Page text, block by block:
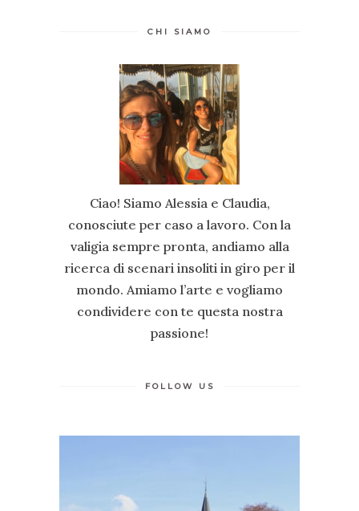
CHI SIAMO
Ciao! Siamo Alessia e Claudia,
conosciute per caso a lavoro. Con la
valigia sempre pronta, andiamo alla
ricerca di scenari insoliti in giro per il
mondo. Amiamo l’arte e vogliamo
condividere con te questa nostra
passione!
FOLLOW US